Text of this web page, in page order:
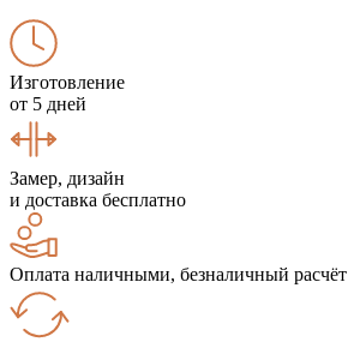
Изготовление
от 5 дней
Замер, дизайн
и доставка бесплатно
Оплата наличными, безналичный расчёт